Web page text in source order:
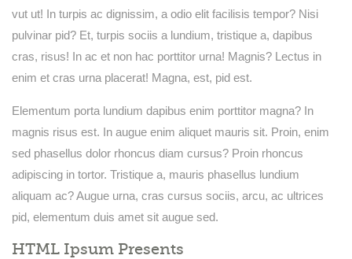
vut ut! In turpis ac dignissim, a odio elit facilisis tempor? Nisi
pulvinar pid? Et, turpis sociis a lundium, tristique a, dapibus
cras, risus! In ac et non hac porttitor urna! Magnis? Lectus in
enim et cras urna placerat! Magna, est, pid est.
Elementum porta lundium dapibus enim porttitor magna? In
magnis risus est. In augue enim aliquet mauris sit. Proin, enim
sed phasellus dolor rhoncus diam cursus? Proin rhoncus
adipiscing in tortor. Tristique a, mauris phasellus lundium
aliquam ac? Augue urna, cras cursus sociis, arcu, ac ultrices
pid, elementum duis amet sit augue sed.
HTML Ipsum Presents